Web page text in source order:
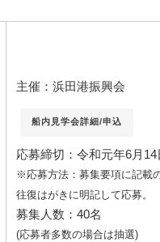
主催：浜田港振興会
船内見学会詳細/申込
応募締切：令和元年6月
※応募方法：募集要項に記載
往復はがきに明記して応募。
募集人数：40名
(応募者多数の場合は抽選)